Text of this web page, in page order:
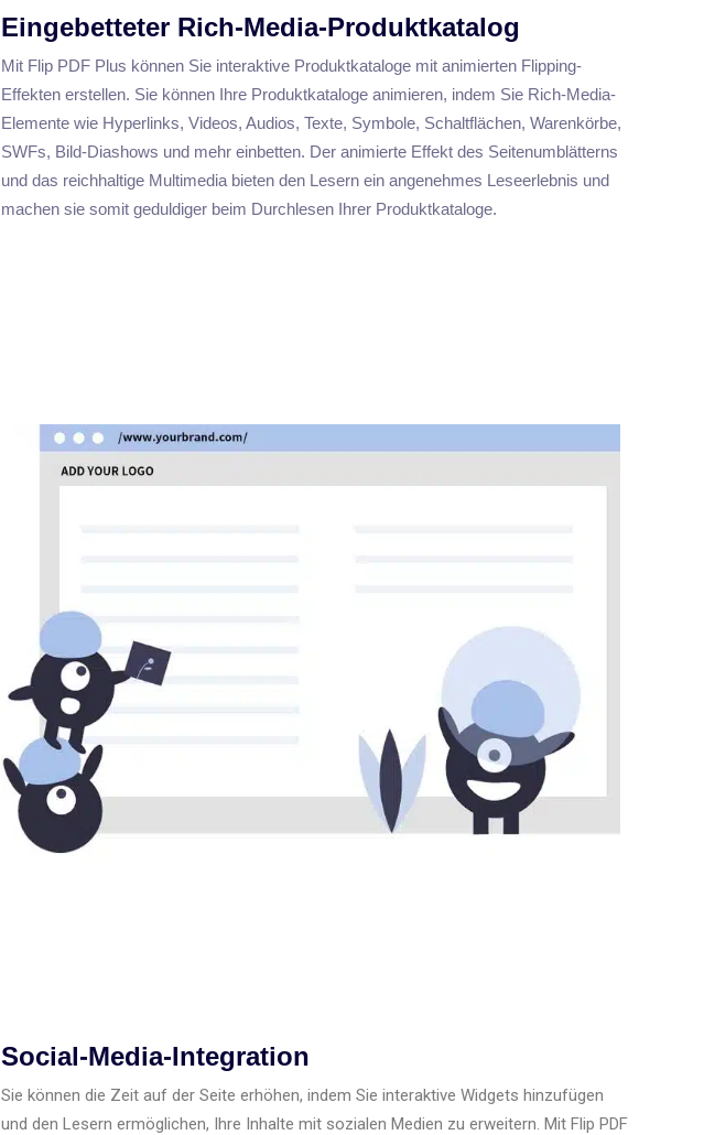
Eingebetteter Rich-Media-Produktkatalog
Mit Flip PDF Plus können Sie interaktive Produktkataloge mit animierten Flipping-
Effekten erstellen. Sie können Ihre Produktkataloge animieren, indem Sie Rich-Media-
Elemente wie Hyperlinks, Videos, Audios, Texte, Symbole, Schaltflächen, Warenkörbe,
SWFs, Bild-Diashows und mehr einbetten. Der animierte Effekt des Seitenumblätterns
und das reichhaltige Multimedia bieten den Lesern ein angenehmes Leseerlebnis und
machen sie somit geduldiger beim Durchlesen Ihrer Produktkataloge.
Social-Media-Integration
Sie können die Zeit auf der Seite erhöhen, indem Sie interaktive Widgets hinzufügen
und den Lesern ermöglichen, Ihre Inhalte mit sozialen Medien zu erweitern. Mit Flip PDF